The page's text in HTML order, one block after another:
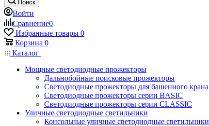
Поиск
Войти
Сравнение0
Избранные товары 0
Корзина 0
Каталог
Мощные светодиодные прожекторы
Дальнобойные поисковые прожекторы
Светодиодные прожекторы для башенного крана
Светодиодные прожекторы серии BASIC
Светодиодные прожекторы серии CLASSIC
Уличные светодиодные светильники
Консольные уличные светодиодные светильники